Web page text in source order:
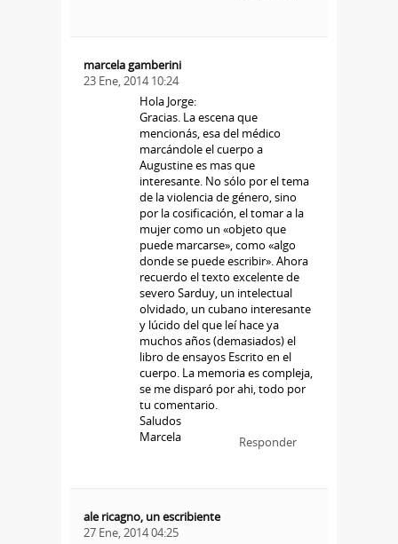
marcela gamberini
23 Ene, 2014 10:24
Hola Jorge:
Gracias. La escena que
mencionás, esa del médico
marcándole el cuerpo a
Augustine es mas que
interesante. No sólo por el tema
de la violencia de género, sino
por la cosificación, el tomar a la
mujer como un «objeto que
puede marcarse», como «algo
donde se puede escribir». Ahora
recuerdo el texto excelente de
severo Sarduy, un intelectual
olvidado, un cubano interesante
y lúcido del que leí hace ya
muchos años (demasiados) el
libro de ensayos Escrito en el
cuerpo. La memoria es compleja,
se me disparó por ahi, todo por
tu comentario.
Saludos
Marcela
Responder
ale ricagno, un escribiente
27 Ene, 2014 04:25